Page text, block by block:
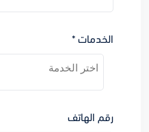
الخدمات *
رقم الهاتف